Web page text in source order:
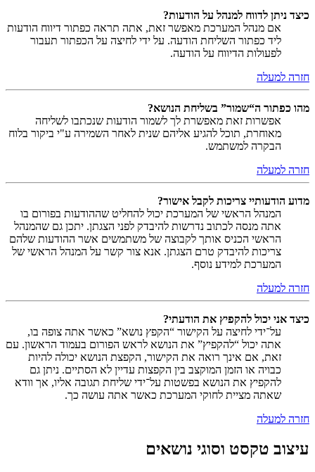
כיצד ניתן לדווח למנהל על הודעות?
אם מנהל המערכת מאפשר זאת, אתה תראה כפתור דיווח הודעות
ליד כפתור השליחת הודעה. על ידי לחיצה על הכפתור תעבור
לפעולות הדיווח על הודעה.
חזרה למעלה
מהו כפתור ה“שמור” בשליחת הנושא?
אפשרות זאת מאפשרת לך לשמור הודעות שנכתבו לשליחה
מאוחרת, תוכל להגיע אליהם שנית לאחר השמירה ע"י ביקור בלוח
הבקרה למשתמש.
חזרה למעלה
מדוע הודעותיי צריכות לקבל אישור?
המנהל הראשי של המערכת יכול להחליט שההודעות בפורום בו
אתה מנסה לכתוב נדרשות להיבדק לפני הצגתן. יתכן גם שהמנהל
הראשי הכניס אותך לקבוצה של משתמשים אשר ההודעות שלהם
צריכות להיבדק טרם הצגתן. אנא צור קשר על המנהל הראשי של
המערכת למידע נוסף.
חזרה למעלה
כיצד אני יכול להקפיץ את הודעתי?
על־ידי לחיצה על הקישור “הקפץ נושא” כאשר אתה צופה בו,
אתה יכול “להקפיץ” את הנושא לראש הפורום בעמוד הראשון. עם
זאת, אם אינך רואה את הקישור, הקפצת הנושא יכולה להיות
כבויה או הזמן המוקצב בין הקפצות עדיין לא הסתיים. ניתן גם
להקפיץ את הנושא בפשטות על־ידי שליחת תגובה אליו, אך וודא
שאתה מציית לחוקי המערכת כאשר אתה עושה כך.
חזרה למעלה
עיצוב טקסט וסוגי נושאים